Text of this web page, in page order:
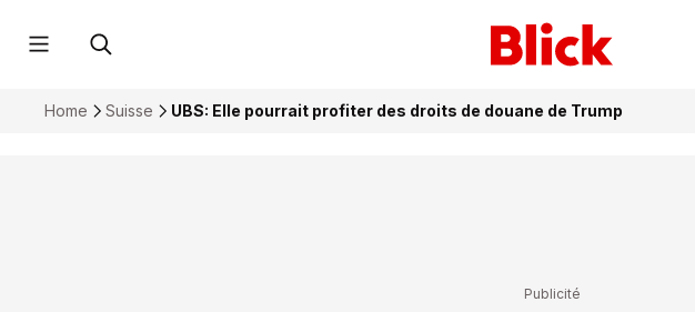
Home Suisse UBS: Elle pourrait profiter des droits de douane de Trump